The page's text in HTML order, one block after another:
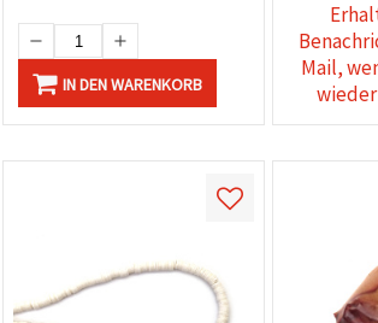
IN DEN WARENKORB
Mail,